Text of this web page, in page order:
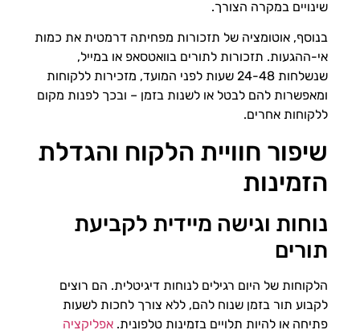
שינויים במקרה הצורך.
בנוסף, אוטומציה של תזכורות מפחיתה דרמטית את כמות
אי-ההגעות. תזכורות לתורים בוואטסאפ או במייל,
שנשלחות 24-48 שעות לפני המועד, מזכירות ללקוחות
ומאפשרות להם לבטל או לשנות בזמן – ובכך לפנות מקום
ללקוחות אחרים.
שיפור חוויית הלקוח והגדלת
הזמינות
נוחות וגישה מיידית לקביעת
תורים
הלקוחות של היום רגילים לנוחות דיגיטלית. הם רוצים
לקבוע תור בזמן שנוח להם, ללא צורך לחכות לשעות
פתיחה או להיות תלויים בזמינות טלפונית. אפליקציה